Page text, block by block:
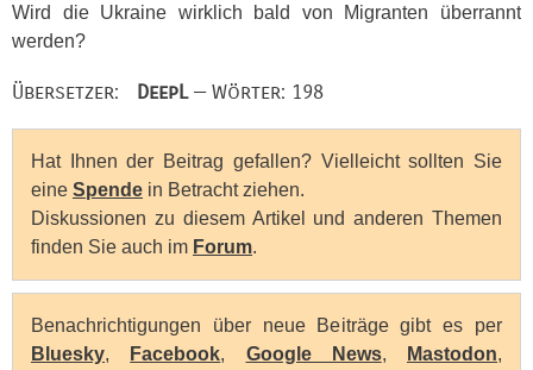
Wird die Ukraine wirklich bald von Migranten überrannt
werden?
Übersetzer: DeepL— Wörter: 198
Hat Ihnen der Beitrag gefallen? Vielleicht sollten Sie
eine Spende in Betracht ziehen.
Diskussionen zu diesem Artikel und anderen Themen
finden Sie auch im Forum.
Benachrichtigungen über neue Beiträge gibt es per
Bluesky, Facebook, Google News, Mastodon,